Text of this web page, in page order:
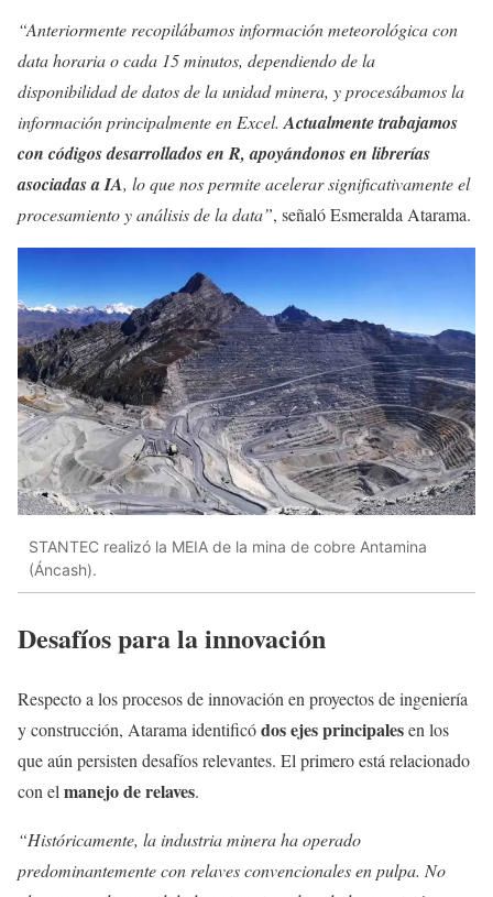
“Anteriormente recopilábamos información meteorológica con
data horaria o cada 15 minutos, dependiendo de la
disponibilidad de datos de la unidad minera, y procesábamos la
información principalmente en Excel. Actualmente trabajamos
con códigos desarrollados en R, apoyándonos en librerías
asociadas a IA, lo que nos permite acelerar significativamente el
procesamiento y análisis de la data”, señaló Esmeralda Atarama.
STANTEC realizó la MEIA de la mina de cobre Antamina
(Áncash).
Desafíos para la innovación
Respecto a los procesos de innovación en proyectos de ingeniería
y construcción, Atarama identificódos ejes principalesen los
que aún persisten desafíos relevantes. El primero está relacionado
con el manejo de relaves.
“Históricamente, la industria minera ha operado
predominantemente con relaves convencionales en pulpa. No